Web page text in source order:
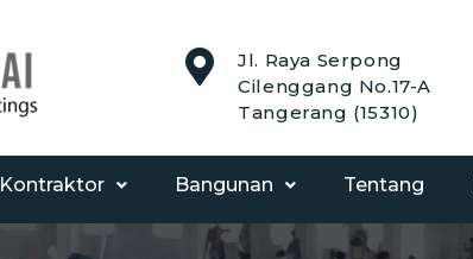
Jl. Raya Serpong
Cilenggang No.17-A
Tangerang (15310)
Kontraktor Bangunan Tentang